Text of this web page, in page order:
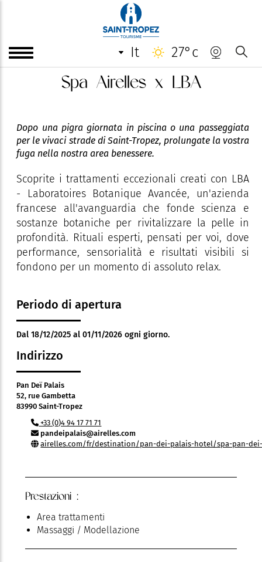
it 27°c
Spa Airelles x LBA
Dopo una pigra giornata in piscina o una passeggiata
per le vivaci strade di Saint-Tropez, prolungate la vostra
fuga nella nostra area benessere.
Scoprite i trattamenti eccezionali creati con LBA
- Laboratoires Botanique Avancée, un'azienda
francese all'avanguardia che fonde scienza e
sostanze botaniche per rivitalizzare la pelle in
profondità. Rituali esperti, pensati per voi, dove
performance, sensorialità e risultati visibili si
fondono per un momento di assoluto relax.
Periodo di apertura
Dal 18/12/2025 al 01/11/2026 ogni giorno.
Indirizzo
Pan Deï Palais
52, rue Gambetta
83990 Saint-Tropez
+33 (0)4 94 17 71 71
pandeipalais@airelles.com
airelles.com/fr/destination/pan-dei-palais-hotel/spa-pan-
Prestazioni :
Area trattamenti
Massaggi / Modellazione